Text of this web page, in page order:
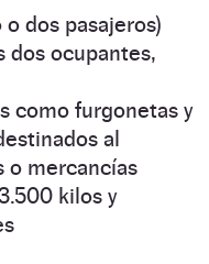
o dos pasajeros)
dos ocupantes,
como furgonetas y
al
o mercancías
kilos y